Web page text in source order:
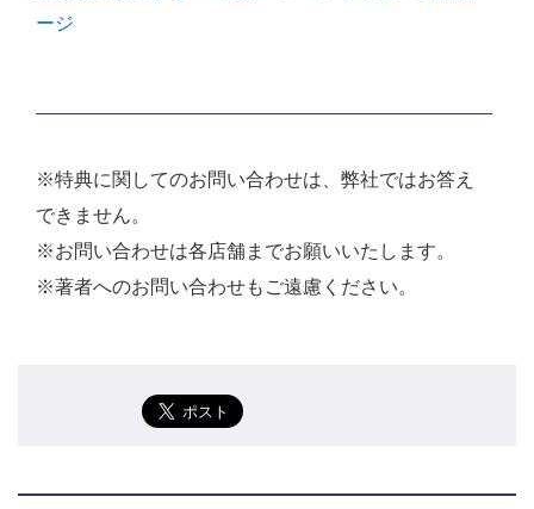
ージ
※特典に関してのお問い合わせは、弊社ではお答え
できません。
※お問い合わせは各店舗までお願いいたします。
※著者へのお問い合わせもご遠慮ください。